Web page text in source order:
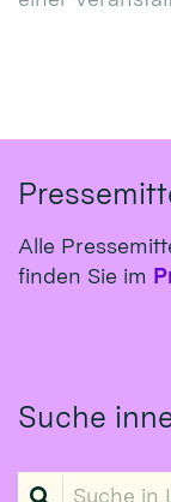
Alle
finden Sie im
Suche
Suche in Liste